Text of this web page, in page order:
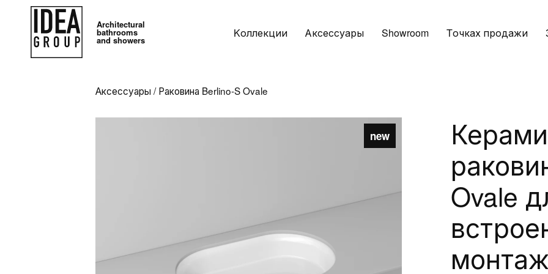
Architectural
bathrooms
and showers
Kоллекции Аксессуары Showroom Tочках продажи
Аксессуары /Раковина Berlino-S Ovale
Ovale
new